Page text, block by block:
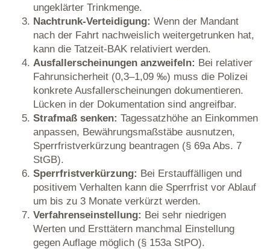
ungeklärter Trinkmenge.
Nachtrunk-Verteidigung: Wenn der Mandant
nach der Fahrt nachweislich weitergetrunken hat,
kann die Tatzeit-BAK relativiert werden.
Ausfallerscheinungen anzweifeln: Bei relativer
Fahrunsicherheit (0,3–1,09 ‰) muss die Polizei
konkrete Ausfallerscheinungen dokumentieren.
Lücken in der Dokumentation sind angreifbar.
Strafmaß senken: Tagessatzhöhe an Einkommen
anpassen, Bewährungsmaßstäbe ausnutzen,
Sperrfristverkürzung beantragen (§ 69a Abs. 7
StGB).
Sperrfristverkürzung: Bei Erstauffälligen und
positivem Verhalten kann die Sperrfrist vor Ablauf
um bis zu 3 Monate verkürzt werden.
Verfahrenseinstellung: Bei sehr niedrigen
Werten und Ersttätern manchmal Einstellung
gegen Auflage möglich (§ 153a StPO).